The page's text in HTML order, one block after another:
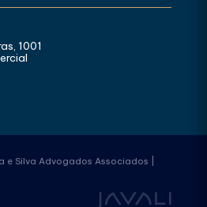
1001
Silva Advogados Associados |